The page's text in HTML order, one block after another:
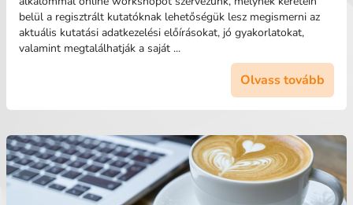
belül a regisztrált kutatóknak lehetőségük lesz megismerni az
aktuális kutatási adatkezelési előírásokat, jó gyakorlatokat,
valamint megtalálhatják a saját ...
Olvass tovább